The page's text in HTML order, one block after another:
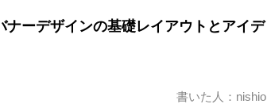
ナーデザインの基礎レイアウトとアイデ
書いた人：nishio